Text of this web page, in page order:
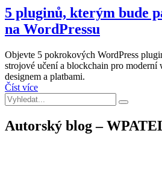
5 pluginů, kterým bude
na WordPressu
Objevte 5 pokrokových WordPress
strojové učení a blockchain pro moderní
designem a platbami.
Číst více
Autorský blog –